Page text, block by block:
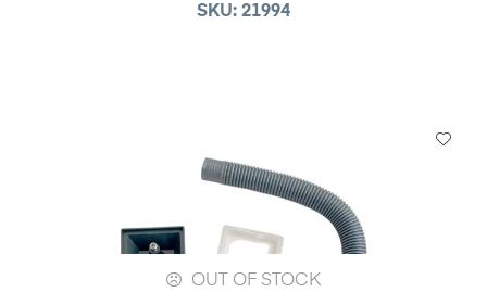
SKU: 21994
OUT OF STOCK